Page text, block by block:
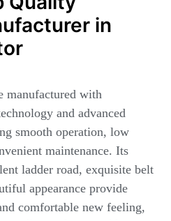
in
manufactured with
and advanced
smooth operation, low
maintenance. Its
ladder road, exquisite belt
appearance provide
comfortable new feeling,